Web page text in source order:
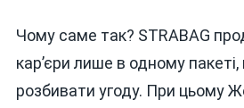
Чому саме так? STRABAG
кар’єри лише в одному
розбивати угоду. При цьому